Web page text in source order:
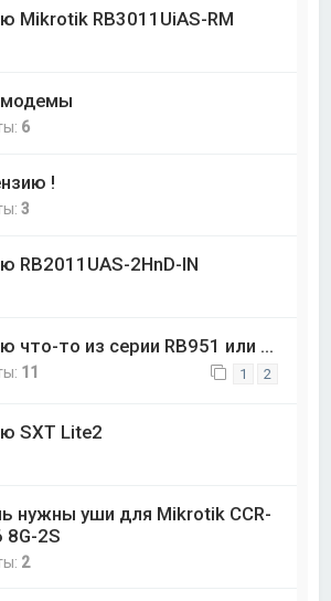
Mikrotik RB3011UiAS-RM
модемы
6
!
3
RB2011UAS-2HnD-IN
что-то из серии RB951 или ...
11 1 2
SXT Lite2
нужны уши для Mikrotik CCR-
8G-2S
2